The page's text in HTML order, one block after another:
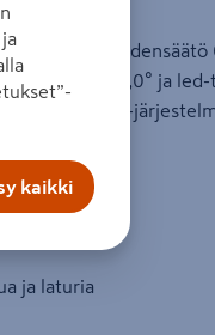
jossa nopeudensäätö
/ vasen 3,0° ja
laajaa ONE+-
min
ja laturia
kaikki